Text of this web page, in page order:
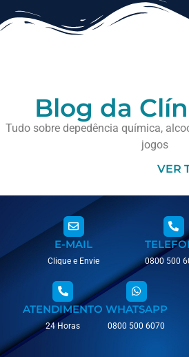
Blog da
Tudo sobre depedência química,
jogos
VER
E-MAIL
Clique e Envie 0800 500
ATENDIMENTO
24 Horas
WHATSAPP
0800 500 6070